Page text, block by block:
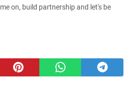
on, build partnership and let's be